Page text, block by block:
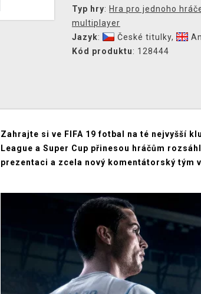
Typ hry: Hra pro jednoho
multiplayer
Jazyk: České titulky,
Kód produktu: 128444
Zahrajte si ve FIFA 19 fotbal na té nejvyšší
League a Super Cup přinesou hráčům
prezentaci a zcela nový komentátorský tým